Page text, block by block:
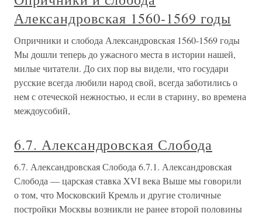
Александровская 1560-1569 годы
Опричники и слобода Александровская 1560-1569 годы
Мы дошли теперь до ужасного места в истории нашей,
милые читатели. До сих пор вы видели, что государи
русские всегда любили народ свой, всегда заботились о
нем с отеческой нежностью, и если в старину, во времена
междоусобий,
6.7. Александровская Слобода
6.7. Александровская Слобода 6.7.1. Александровская
Слобода — царская ставка XVI века Выше мы говорили
о том, что Московский Кремль и другие столичные
постройки Москвы возникли не ранее второй половины